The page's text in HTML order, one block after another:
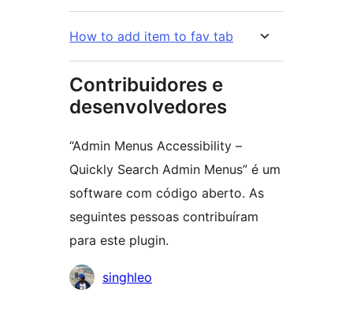
How to add item to fav tab
Contribuidores e
desenvolvedores
“Admin Menus Accessibility –
Quickly Search Admin Menus” é um
software com código aberto. As
seguintes pessoas contribuíram
para este plugin.
Contribuidores
singhleo